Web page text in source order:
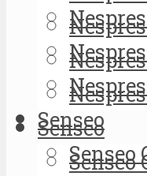
Senseo
Senseo
Senseo